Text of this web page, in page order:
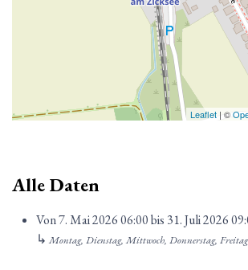
Leaflet | ©
Alle Daten
Von7. Mai 202606:00bis 31. Juli 2026
↳Montag, Dienstag, Mittwoch, Donnerstag,